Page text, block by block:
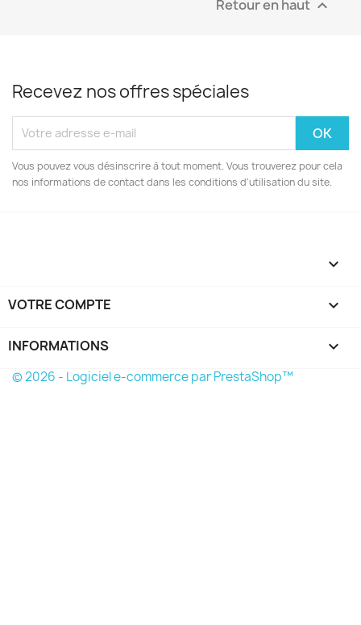
Retour en haut 
Recevez nos offres spéciales
Vous pouvez vous désinscrire à tout moment. Vous trouverez pour cela
nos informations de contact dans les conditions d'utilisation du site.

VOTRE COMPTE 
INFORMATIONS keyboard_arrow_down
© 2026 - Logiciel e-commerce par PrestaShop™